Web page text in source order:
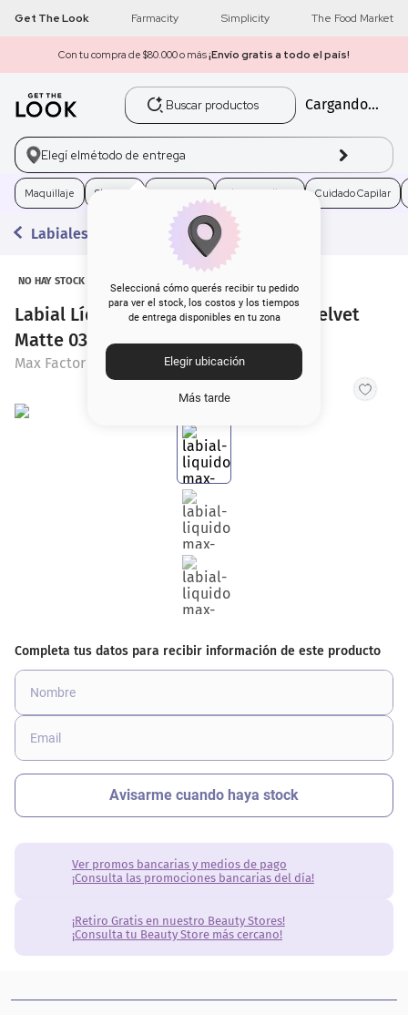
Get The Look Farmacity Simplicity The Food Market
Con tu compra de $80.000 o más¡Envío gratis a todo el país!
Buscar productos
Cargando...
Elegí elmétodo de entrega
Seleccioná cómo querés recibir tu pedido
para ver el stock, los costos y los tiempos
de entrega disponibles en tu zona
Elegir ubicación
Más tarde
Maquillaje Skincare Electro Belleza Cuidado Capilar
Labiales Líquidos
NO HAY STOCK
Labial Líquido Max Factor Lipfinity Velvet
Matte 030 x 3,5 ml
Max Factor
Ver promos bancarias y medios de pago
¡Consulta las promociones bancarias del día!
¡Retiro Gratis en nuestro Beauty Stores!
¡Consulta tu Beauty Store más cercano!
1 get the look
2 máscara pestañas
loreal
4. brochas
5. corrector
6. rubor
7. serum
8.